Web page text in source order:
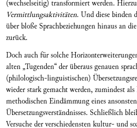
(wechselseitig) transformiert werden.
Vermittlungsaktivitäten. Und diese binden
über bloße Sprachbeziehungen hinaus an
zurück.
Doch auch für solche
alten „Tugenden“ der überaus genauen
(philologisch-linguistischen)
wieder stark gemacht werden, zumindest
methodischen Eindämmung eines
Übersetzungsverständnisses. Schließlich
Versuche der verschiedensten kultur- und